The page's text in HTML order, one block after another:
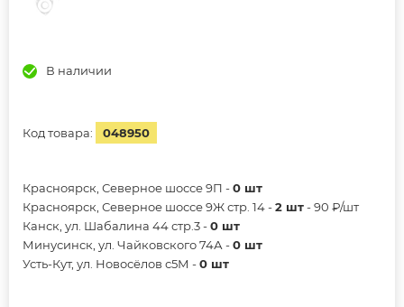
В наличии
Код товара: 048950
Красноярск, Северное шоссе 9П -0 шт
Красноярск, Северное шоссе 9Ж стр. 14 -2 шт- 90 ₽/шт
Канск, ул. Шабалина 44 стр.3 -0 шт
Минусинск, ул. Чайковского 74А -0 шт
Усть-Кут, ул. Новосёлов с5М -0 шт